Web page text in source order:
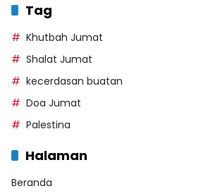
Tag
Khutbah Jumat
Shalat Jumat
kecerdasan buatan
Doa Jumat
Palestina
Halaman
Beranda